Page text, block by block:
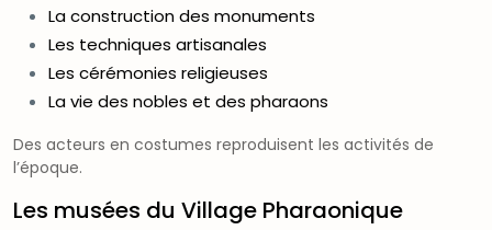
La construction des monuments
Les techniques artisanales
Les cérémonies religieuses
La vie des nobles et des pharaons
Des acteurs en costumes reproduisent les activités de
l’époque.
Les musées du Village Pharaonique